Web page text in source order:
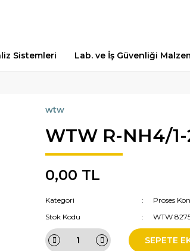
Sistemleri Lab. ve İş Güvenliği
wtw
WTW R-NH4/1-
0,00 TL
Kategori
Proses
Stok Kodu
WTW
SEPETE